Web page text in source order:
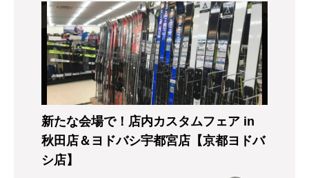
新たな会場で！店内カスタムフェア in
秋田店＆ヨドバシ宇都宮店【京都ヨドバ
シ店】